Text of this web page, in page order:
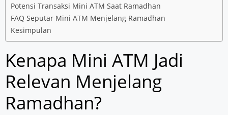
Potensi Transaksi Mini ATM Saat Ramadhan
FAQ Seputar Mini ATM Menjelang Ramadhan
Kesimpulan
Kenapa Mini ATM Jadi
Relevan Menjelang
Ramadhan?